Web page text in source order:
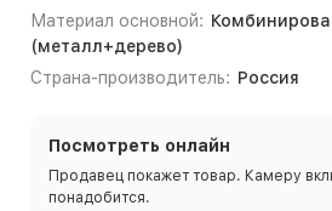
Материал основной:
(металл+дерево)
Страна-производитель: Россия
Посмотреть онлайн
Продавец покажет товар. Камеру
понадобится.